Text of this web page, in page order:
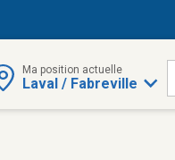
Ma position actuelle
Laval / Fabreville